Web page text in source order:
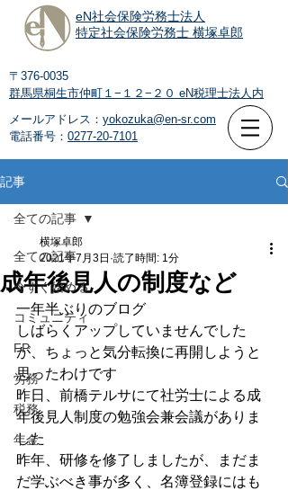
eN社会保険労務士法人
特定社会保険労務士 横塚卓郎
〒376-0035
群馬県桐生市仲町１−１２−２０ eN税理士法人内
メールアドレス： yokozuka@en-sr.com
電話番号： 0277-20-7101
記事
全ての記事
今すぐ始める
コミュニティ
FP
労務
税務
年金
全ての記事
成年後見人の制度など
横塚卓郎
2021年7月3日 読了時間: 1分
一年半ぶりのブログ
しばらくアップしていませんでした
が、ちょっと気分転換に再開しようと
思ったわけです
昨日、前橋テルサにて社労士による成
年後見人制度の勉強会兼会議がありま
した
昨年、研修を修了しましたが、まだま
だ学ぶべき事が多く、名簿登録にはも